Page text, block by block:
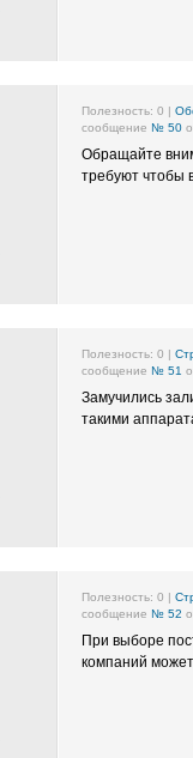
Полезность: 0 |
сообщение № 50
Обращайте
требуют чтобы
Полезность: 0 |
сообщение № 51
Замучились
такими
Полезность: 0 |
сообщение № 52
При выборе
компаний